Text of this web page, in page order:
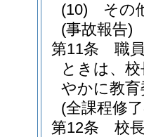
(10)
その
(事故報告)
第11条
職
ときは、
やかに教
(全課程修
第12条
校